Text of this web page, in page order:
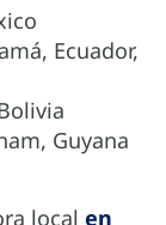
Ecuador,
Guyana
local en